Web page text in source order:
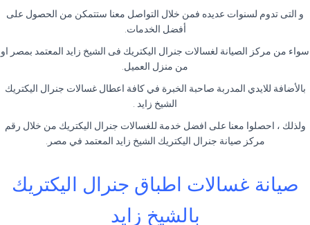
و التى تدوم لسنوات عديده فمن خلال التواصل معنا ستتمكن من الحصول على
أفضل الخدمات
سواء من مركز الصيانة لغسالات جنرال اليكتريك فى الشيخ زايد المعتمد بمصر او
من منزل العميل
بالأضافة للايدي المدربة صاحبة الخبرة في كافة اعطال غسالات جنرال اليكتريك
الشيخ زايد
ولذلك ، احصلوا معنا على افضل خدمة للغسالات جنرال اليكتريك من خلال رقم
مركز صيانة جنرال اليكتريك الشيخ زايد المعتمد في مصر
صيانة غسالات اطباق جنرال اليكتريك
بالشيخ زايد